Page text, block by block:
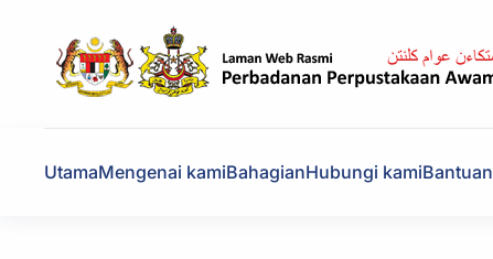
Skip to main content
UtamaMengenai kamiBahagianHubungi kamiBantuan